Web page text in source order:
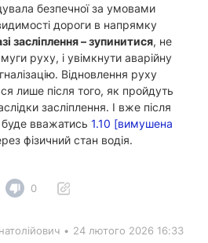
безпечної за умовами
дороги в напрямку
засліплення – зупинитися, не
руху, і увімкнути аварійну
Відновлення руху
лише після того, як пройдуть
засліплення. І вже після
вважатись 1.10 [вимушена
фізичний стан водія.
0
• 24 лютого 2026 16:33